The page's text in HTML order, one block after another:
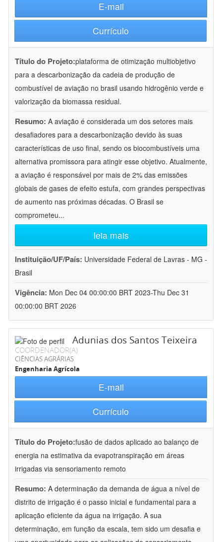
E-mail
Currículo
Título do Projeto:plataforma de otimização multiobjetivo
para a descarbonização da cadeia de produção de
combustível de aviação no brasil usando hidrogênio verde e
valorização da biomassa residual.
Resumo: A aviação é considerada um dos setores mais
desafiadores para a descarbonização devido às suas
características de uso final, sendo os biocombustíveis uma
alternativa promissora para atingir esse objetivo. Atualmente,
a aviação é responsável por mais de 2% das emissões
globais de gases de efeito estufa, com grandes perspectivas
de aumento nas próximas décadas. O Brasil se
comprometeu...
leia mais
Instituição/UF/País: Universidade Federal de Lavras - MG -
Brasil
Vigência: Mon Dec 04 00:00:00 BRT 2023-Thu Dec 31
00:00:00 BRT 2026
Adunias dos Santos Teixeira
COORDENADOR(A)
CIÊNCIAS AGRÁRIAS
Engenharia Agrícola
E-mail
Currículo
Título do Projeto:fusão de dados aplicado ao balanço de
energia na estimativa da evapotranspiração em áreas
irrigadas via sensoriamento remoto
Resumo: A determinação da demanda de água a nível de
distrito de irrigação é o passo inicial e fundamental para a
aplicação eficiente da água na irrigação. A sua
determinação, em função da escala, tem sido um desafia e